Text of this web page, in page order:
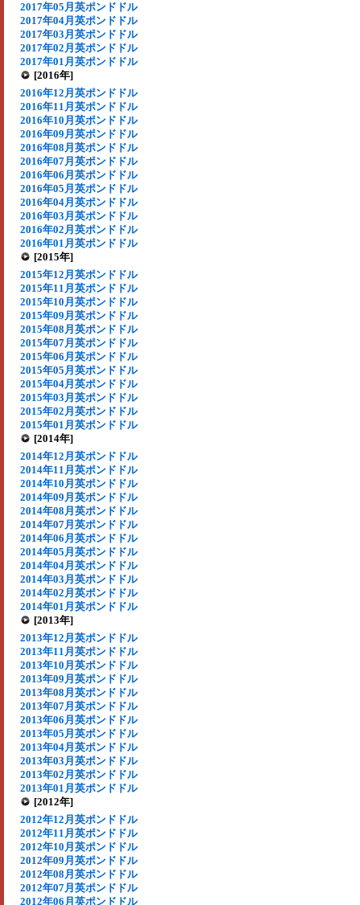
2017年05月英ポンドドル
2017年04月英ポンドドル
2017年03月英ポンドドル
2017年02月英ポンドドル
2017年01月英ポンドドル
[2016年]
2016年12月英ポンドドル
2016年11月英ポンドドル
2016年10月英ポンドドル
2016年09月英ポンドドル
2016年08月英ポンドドル
2016年07月英ポンドドル
2016年06月英ポンドドル
2016年05月英ポンドドル
2016年04月英ポンドドル
2016年03月英ポンドドル
2016年02月英ポンドドル
2016年01月英ポンドドル
[2015年]
2015年12月英ポンドドル
2015年11月英ポンドドル
2015年10月英ポンドドル
2015年09月英ポンドドル
2015年08月英ポンドドル
2015年07月英ポンドドル
2015年06月英ポンドドル
2015年05月英ポンドドル
2015年04月英ポンドドル
2015年03月英ポンドドル
2015年02月英ポンドドル
2015年01月英ポンドドル
[2014年]
2014年12月英ポンドドル
2014年11月英ポンドドル
2014年10月英ポンドドル
2014年09月英ポンドドル
2014年08月英ポンドドル
2014年07月英ポンドドル
2014年06月英ポンドドル
2014年05月英ポンドドル
2014年04月英ポンドドル
2014年03月英ポンドドル
2014年02月英ポンドドル
2014年01月英ポンドドル
[2013年]
2013年12月英ポンドドル
2013年11月英ポンドドル
2013年10月英ポンドドル
2013年09月英ポンドドル
2013年08月英ポンドドル
2013年07月英ポンドドル
2013年06月英ポンドドル
2013年05月英ポンドドル
2013年04月英ポンドドル
2013年03月英ポンドドル
2013年02月英ポンドドル
2013年01月英ポンドドル
[2012年]
2012年12月英ポンドドル
2012年11月英ポンドドル
2012年10月英ポンドドル
2012年09月英ポンドドル
2012年08月英ポンドドル
2012年07月英ポンドドル
2012年06月英ポンドドル